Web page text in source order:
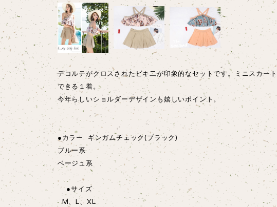
デコルテがクロスされたビキ二が印象的なセットです。ミニスカー
できる１着。
今年らしいショルダーデザインも嬉しいポイント。
●カラー ギンガムチェック(ブラック)
ブルー系
ベージュ系
●サイズ
M、L、XL